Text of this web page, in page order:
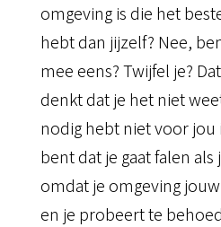
omgeving is die het
hebt dan jijzelf? Nee,
mee eens? Twijfel je?
denkt dat je het niet
nodig hebt niet voor jou
bent dat je gaat falen
omdat je omgeving
en je probeert te